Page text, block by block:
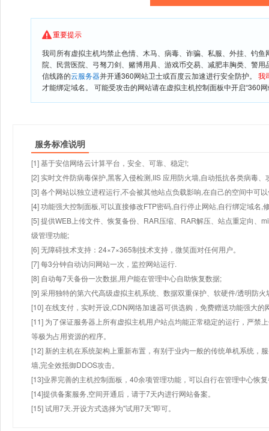
重要提示
我司所有虚拟主机均禁止色情、木马、病毒、诈骗、私服、外挂、钓
院、民营医院、弓驽刀剑、赌博用具、游戏币交易、减肥丰胸类、警
信线路的云服务器并开通360网站卫士或百度云加速进行安全防护。 我
才能绑定域名。 可能受攻击的网站请在虚拟主机控制面板中开启“360
服务标准说明
[1] 基于安信网络云计算平台，安全、可靠、稳定!;
[2] 实时文件防病毒保护,黑客入侵检测,IIS 应用防火墙,自动抵抗各类病毒、
[3] 各个网站以独立进程运行,不会被其他站点负载影响,在自己的空间中可
[4] 功能强大控制面板,可以直接修改FTP密码,自行停止网站,自行绑定域名,
[5] 提供WEB上传文件、恢复备份、RAR压缩、RAR解压、站点重定向、
级管理功能;
[6] 无障碍技术支持：24×7×365制技术支持，微笑面对任何用户。
[7] 每3分钟自动访问网站一次，监控网站运行.
[8] 自动每7天备份一次数据,用户能在管理中心自助恢复数据;
[9] 采用独特的第六代高级虚拟主机系统、数据双重保护、软硬件/透明防火
[10] 在线支付，实时开设,CDN网络加速器可供选购，免费赠送功能强大
[11] 为了保证服务器上所有虚拟主机用户站点均能正常稳定的运行，严禁
等极为占用资源的程序。
[12] 新的主机在系统架构上重新布置，有别于业内一般的传统单机系统，
墙,完全效抵御DDOS攻击。
[13]业界完善的主机控制面板，40余项管理功能，可以自行在管理中心恢
[14]提供备案服务,空间开通后，请于7天内进行网站备案。
[15] 试用7天.开设方式选择为"试用7天"即可。